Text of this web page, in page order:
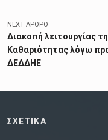
NEXT ΆΡΘΡΟ
Διακοπή λειτουργίας
Καθαριότητας λόγω
ΔΕΔΔΗΕ
ΣΧΕΤΙΚΑ